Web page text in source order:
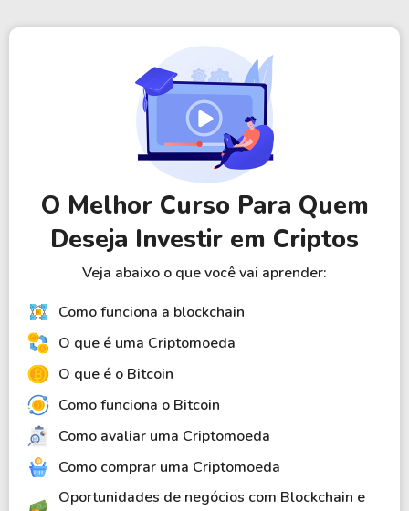
O Melhor Curso Para Quem
Deseja Investir em Criptos
Veja abaixo o que você vai aprender:
Como funciona a blockchain
O que é uma Criptomoeda
O que é o Bitcoin
Como funciona o Bitcoin
Como avaliar uma Criptomoeda
Como comprar uma Criptomoeda
Oportunidades de negócios com Blockchain e